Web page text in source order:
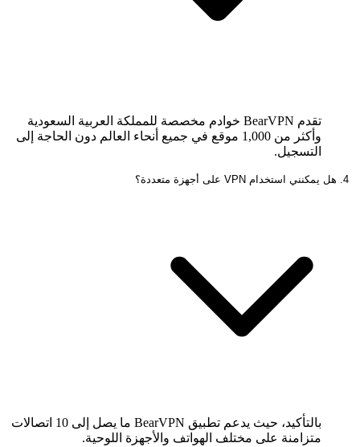
تقدم BearVPN خوادم مخصصة للمملكة العربية السعودية
وأكثر من 1,000 موقع في جميع أنحاء العالم دون الحاجة إلى
التسجيل.
4. هل يمكنني استخدام VPN على أجهزة متعددة؟
بالتأكيد، حيث يدعم تطبيق BearVPN ما يصل إلى 10 اتصالات
متزامنة على مختلف الهواتف والأجهزة اللوحية.